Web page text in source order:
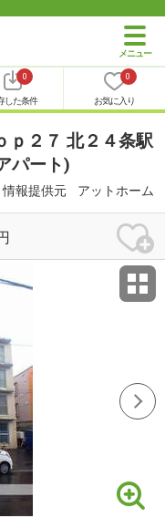
0
した条件
0
お気に入り
ｐ２７ 北２４条駅
パート)
情報提供元 アットホーム